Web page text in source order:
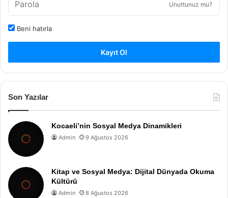
Unuttunuz mu?
Beni hatırla
Kayıt Ol
Son Yazılar
Kocaeli’nin Sosyal Medya Dinamikleri
Admin 9 Ağustos 2026
Kitap ve Sosyal Medya: Dijital Dünyada Okuma
Kültürü
Admin 8 Ağustos 2026